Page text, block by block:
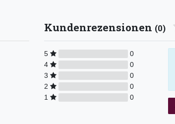
Kundenrezensionen (0)
5
0
4
0
3
0
2
0
1
0